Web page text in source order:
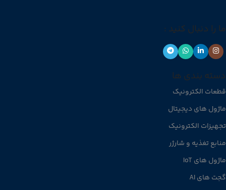
ما را دنبال کنید :
دسته بندی ها
قطعات الکترونیک
ماژول های دیجیتال
تجهیزات الکترونیک
منابع تغذیه و شارژر
ماژول های IoT
گجت های AI